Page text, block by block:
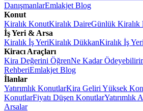
DanışmanlarEmlakjet Blog
Konut
Kiralık KonutKiralık DaireGünlük Kiralık
İş Yeri & Arsa
Kiralık İş YeriKiralık DükkanKiralık İş
Kiracı Araçları
Kira Değerini ÖğrenNe Kadar
RehberiEmlakjet Blog
İlanlar
Yatırımlık KonutlarKira Geliri Yüksek
KonutlarFiyatı Düşen KonutlarYatırımlık
Arsalar